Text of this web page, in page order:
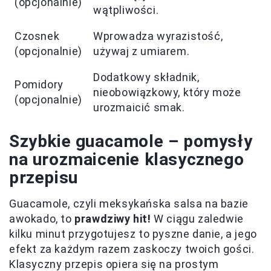
wątpliwości.
Czosnek
(opcjonalnie)
Wprowadza wyrazistość,
używaj z umiarem.
Pomidory
(opcjonalnie)
Dodatkowy składnik,
nieobowiązkowy, który może
urozmaicić smak.
Szybkie guacamole – pomysły
na urozmaicenie klasycznego
przepisu
Guacamole, czyli meksykańska salsa na bazie
awokado, to prawdziwy hit! W ciągu zaledwie
kilku minut przygotujesz to pyszne danie, a jego
efekt za każdym razem zaskoczy twoich gości.
Klasyczny przepis opiera się na prostym